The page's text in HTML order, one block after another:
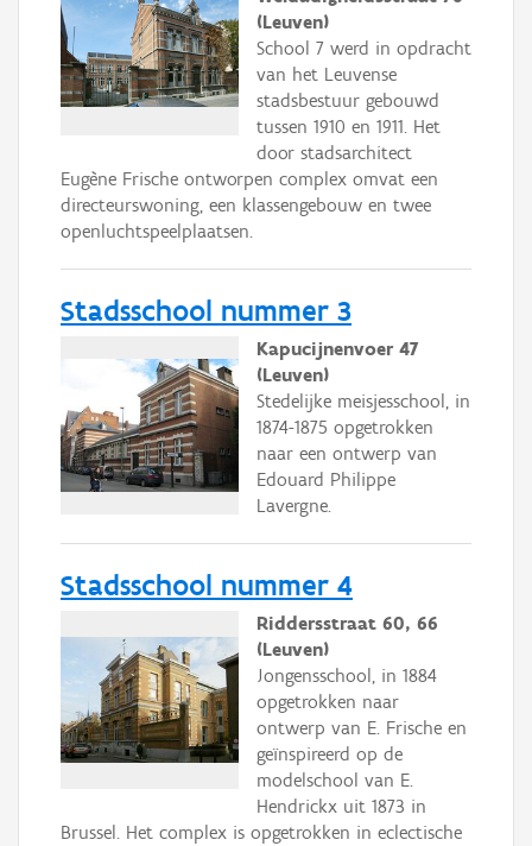
(Leuven)
School 7 werd in opdracht
van het Leuvense
stadsbestuur gebouwd
tussen 1910 en 1911. Het
door stadsarchitect
Eugène Frische ontworpen complex omvat een
directeurswoning, een klassengebouw en twee
openluchtspeelplaatsen.
Stadsschool nummer 3
Kapucijnenvoer 47
(Leuven)
Stedelijke meisjesschool, in
1874-1875 opgetrokken
naar een ontwerp van
Edouard Philippe
Lavergne.
Stadsschool nummer 4
Riddersstraat 60, 66
(Leuven)
Jongensschool, in 1884
opgetrokken naar
ontwerp van E. Frische en
geïnspireerd op de
modelschool van E.
Hendrickx uit 1873 in
Brussel. Het complex is opgetrokken in eclectische